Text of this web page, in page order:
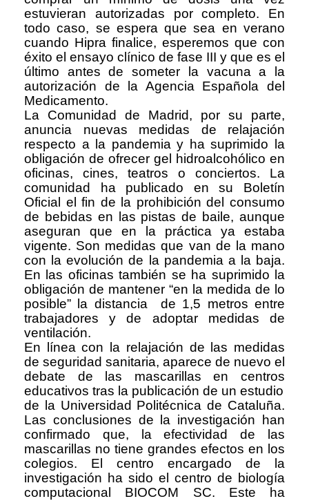
estuvieran autorizadas por completo. En
todo caso, se espera que sea en verano
cuando Hipra finalice, esperemos que con
éxito el ensayo clínico de fase III y que es el
último antes de someter la vacuna a la
autorización de la Agencia Española del
Medicamento.
La Comunidad de Madrid, por su parte,
anuncia nuevas medidas de relajación
respecto a la pandemia y ha suprimido la
obligación de ofrecer gel hidroalcohólico en
oficinas, cines, teatros o conciertos. La
comunidad ha publicado en su Boletín
Oficial el fin de la prohibición del consumo
de bebidas en las pistas de baile, aunque
aseguran que en la práctica ya estaba
vigente. Son medidas que van de la mano
con la evolución de la pandemia a la baja.
En las oficinas también se ha suprimido la
obligación de mantener “en la medida de lo
posible” la distancia de 1,5 metros entre
trabajadores y de adoptar medidas de
ventilación.
En línea con la relajación de las medidas
de seguridad sanitaria, aparece de nuevo el
debate de las mascarillas en centros
educativos tras la publicación de un estudio
de la Universidad Politécnica de Cataluña.
Las conclusiones de la investigación han
confirmado que, la efectividad de las
mascarillas no tiene grandes efectos en los
colegios. El centro encargado de la
investigación ha sido el centro de biología
computacional BIOCOM SC. Este ha